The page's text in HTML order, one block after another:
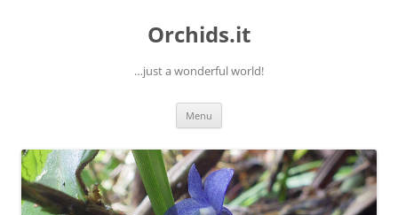
Orchids.it
…just a wonderful world!
Menu